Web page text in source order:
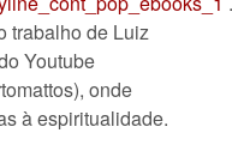
trabalho de Luiz
Youtube
onde
à espiritualidade.